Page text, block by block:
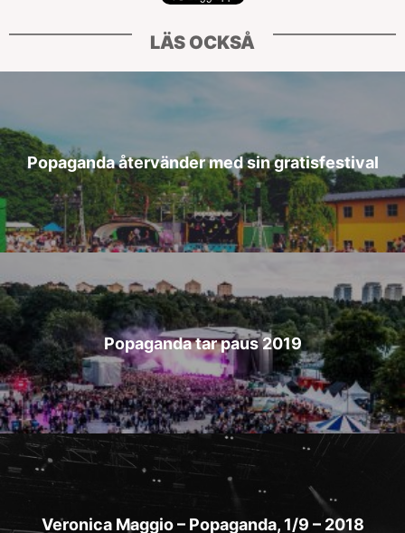
LÄS OCKSÅ
Popaganda återvänder med sin gratisfestival
Popaganda tar paus 2019
Veronica Maggio – Popaganda, 1/9 – 2018